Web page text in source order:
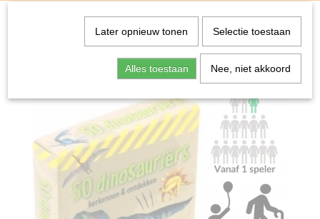
Spellen & Puzzels> 50 Dinosauriërs - kaartspel
Later opnieuw tonen Selectie toestaan
Alles toestaan Nee, niet akkoord